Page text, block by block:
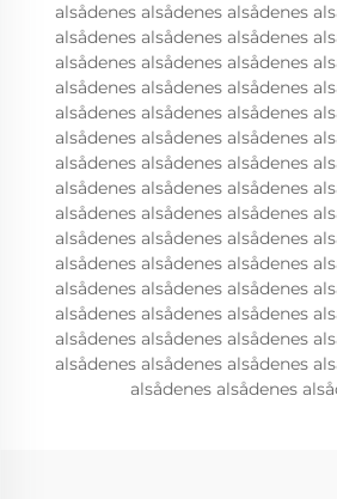
alsådenes alsådenes alsådenes
alsådenes alsådenes alsådenes
alsådenes alsådenes alsådenes
alsådenes alsådenes alsådenes
alsådenes alsådenes alsådenes
alsådenes alsådenes alsådenes
alsådenes alsådenes alsådenes
alsådenes alsådenes alsådenes
alsådenes alsådenes alsådenes
alsådenes alsådenes alsådenes
alsådenes alsådenes alsådenes
alsådenes alsådenes alsådenes
alsådenes alsådenes alsådenes
alsådenes alsådenes alsådenes
alsådenes alsådenes alsådenes
alsådenes alsådenes